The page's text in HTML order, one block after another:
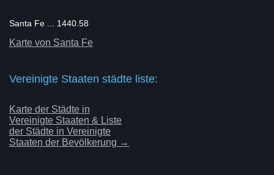
Santa Fe ... 1440.58
Karte von Santa Fe
Vereinigte Staaten städte liste:
Karte der Städte in
Vereinigte Staaten & Liste
der Städte in Vereinigte
Staaten der Bevölkerung →